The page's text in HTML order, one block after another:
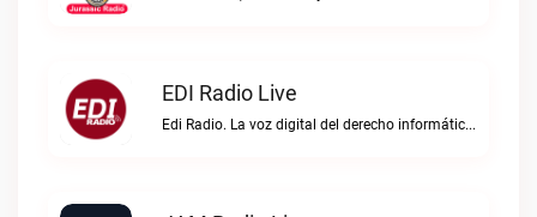
EDI Radio Live
Edi Radio. La voz digital del derecho informático en hispanoaméricaEDI Radio live